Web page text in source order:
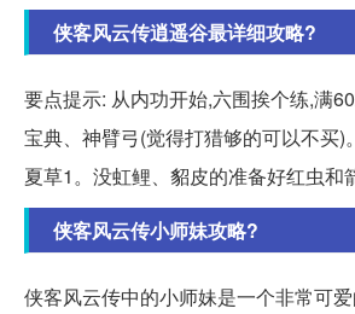
侠客风云传逍遥谷最详细攻略?
要点提示: 从内功开始,六围挨个练,满
宝典、神臂弓(觉得打猎够的可以不买)
夏草1。没虹鲤、貂皮的准备好红虫和
侠客风云传小师妹攻略?
侠客风云传中的小师妹是一个非常可